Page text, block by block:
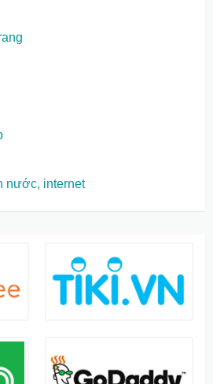
nước, internet